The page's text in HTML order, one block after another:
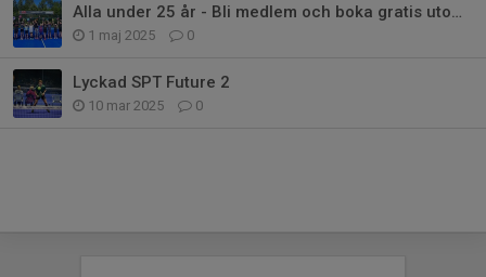
Alla under 25 år - Bli medlem och boka gratis utomhus hela sommaren!
1 maj 2025 0
Lyckad SPT Future 2
10 mar 2025 0